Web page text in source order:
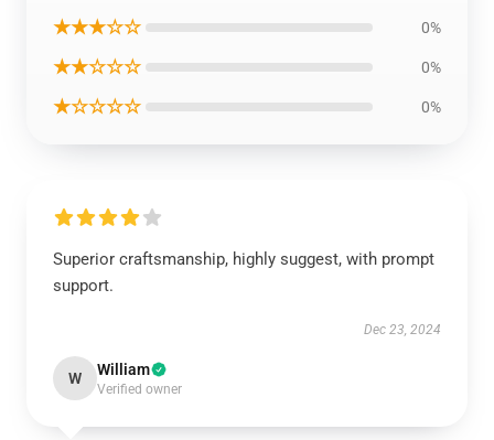
★★★☆☆ 0%
★★☆☆☆ 0%
★☆☆☆☆ 0%
Superior craftsmanship, highly suggest, with prompt
support.
Dec 23, 2024
W William
Verified owner